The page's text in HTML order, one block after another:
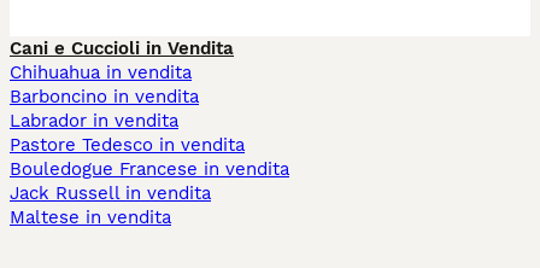
Cani e Cuccioli in Vendita
Chihuahua in vendita
Barboncino in vendita
Labrador in vendita
Pastore Tedesco in vendita
Bouledogue Francese in vendita
Jack Russell in vendita
Maltese in vendita